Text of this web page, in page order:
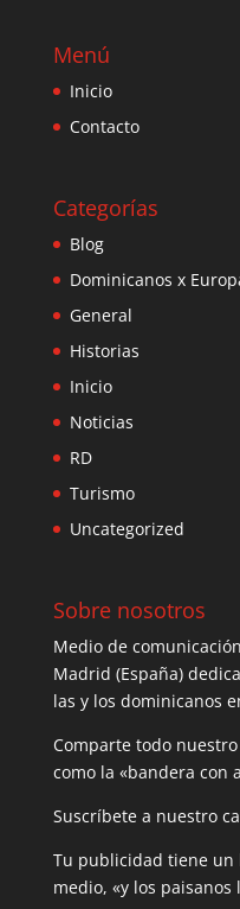
Menú
Inicio
Contacto
Categorías
Blog
Dominicanos x
General
Historias
Inicio
Noticias
RD
Turismo
Uncategorized
Sobre nosotros
Medio de
Madrid (España)
las y los dominicanos
Comparte todo
como la «bandera con
Suscríbete a nuestro
Tu publicidad tiene un
medio, «y los paisanos